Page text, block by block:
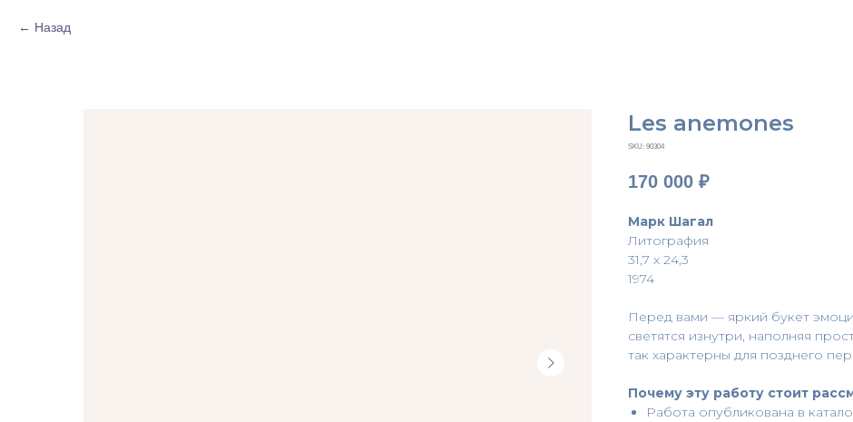
Назад
Les anemones
SKU: 90304
170 000 ₽
Марк Шагал
Литография
31,7 x 24,3
1974
Перед вами — яркий букет
светятся изнутри, наполняя
так характерны для позднего
Почему эту работу стоит
Работа опубликована в